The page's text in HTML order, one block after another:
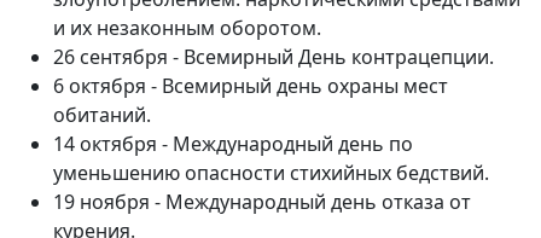
и их незаконным оборотом.
26 сентября - Всемирный День контрацепции.
6 октября - Всемирный день охраны мест
обитаний.
14 октября - Международный день по
уменьшению опасности стихийных бедствий.
19 ноября - Международный день отказа от
курения.